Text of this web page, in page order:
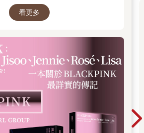
people；
用buy；
；
；
要用show；
模糊意義，或者暴露出意義空洞。去掉
詞。
看更多